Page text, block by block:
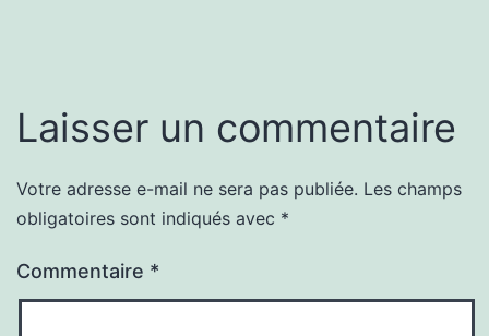
Laisser un commentaire
Votre adresse e-mail ne sera pas publiée. Les champs
obligatoires sont indiqués avec *
Commentaire *